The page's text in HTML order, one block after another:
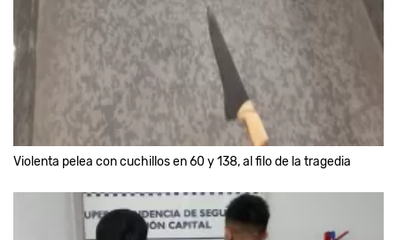
Violenta pelea con cuchillos en 60 y 138, al filo de la tragedia